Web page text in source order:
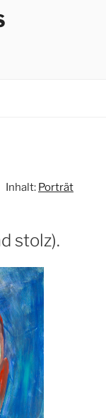
Inhalt: Porträt
stolz).